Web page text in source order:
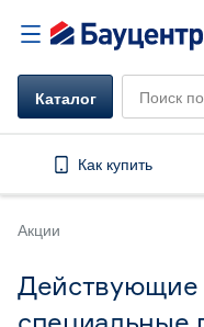
Каталог
Как купить
Акции
Действующие